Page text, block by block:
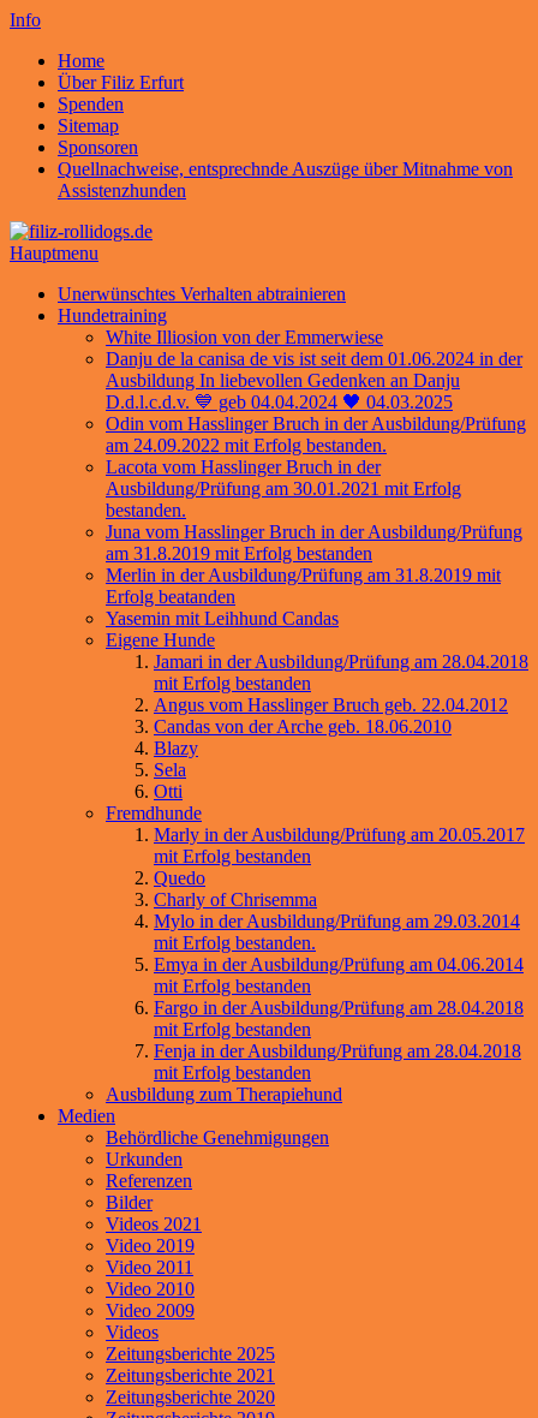
Info
Home
Über Filiz Erfurt
Spenden
Sitemap
Sponsoren
Quellnachweise, entsprechnde Auszüge über Mitnahme von
Assistenzhunden
Hauptmenu
Unerwünschtes Verhalten abtrainieren
Hundetraining
White Illiosion von der Emmerwiese
Danju de la canisa de vis ist seit dem 01.06.2024 in der
Ausbildung In liebevollen Gedenken an Danju
D.d.l.c.d.v. 💙 geb 04.04.2024 🖤 04.03.2025
Odin vom Hasslinger Bruch in der Ausbildung/Prüfung
am 24.09.2022 mit Erfolg bestanden.
Lacota vom Hasslinger Bruch in der
Ausbildung/Prüfung am 30.01.2021 mit Erfolg
bestanden.
Juna vom Hasslinger Bruch in der Ausbildung/Prüfung
am 31.8.2019 mit Erfolg bestanden
Merlin in der Ausbildung/Prüfung am 31.8.2019 mit
Erfolg beatanden
Yasemin mit Leihhund Candas
Eigene Hunde
Jamari in der Ausbildung/Prüfung am 28.04.2018
mit Erfolg bestanden
Angus vom Hasslinger Bruch geb. 22.04.2012
Candas von der Arche geb. 18.06.2010
Blazy
Sela
Otti
Fremdhunde
Marly in der Ausbildung/Prüfung am 20.05.2017
mit Erfolg bestanden
Quedo
Charly of Chrisemma
Mylo in der Ausbildung/Prüfung am 29.03.2014
mit Erfolg bestanden.
Emya in der Ausbildung/Prüfung am 04.06.2014
mit Erfolg bestanden
Fargo in der Ausbildung/Prüfung am 28.04.2018
mit Erfolg bestanden
Fenja in der Ausbildung/Prüfung am 28.04.2018
mit Erfolg bestanden
Ausbildung zum Therapiehund
Medien
Behördliche Genehmigungen
Urkunden
Referenzen
Bilder
Videos 2021
Video 2019
Video 2011
Video 2010
Video 2009
Videos
Zeitungsberichte 2025
Zeitungsberichte 2021
Zeitungsberichte 2020